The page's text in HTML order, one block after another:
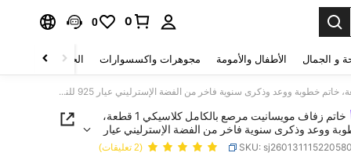
0
0
و الجمال الأطفال والأمومة مجوهرات واكسسوارات الحقائب والأمتعة
خاتم زفاف مويسانيت مرصع بالكامل كلاسيكي 1 قطعة، خاتم خطوبة ووعد وذكرى سنوية فاخر من الفضة الإسترليني عيار 925 للنساء، مجوهرات فاخرة هدية عيد الميلاد
خاتم زفاف مويسانيت مرصع بالكامل كلاسيكي 1 قطعة،
ووعد وذكرى سنوية فاخر من الفضة الإسترليني عيار
SKU: (2 تعليقات)